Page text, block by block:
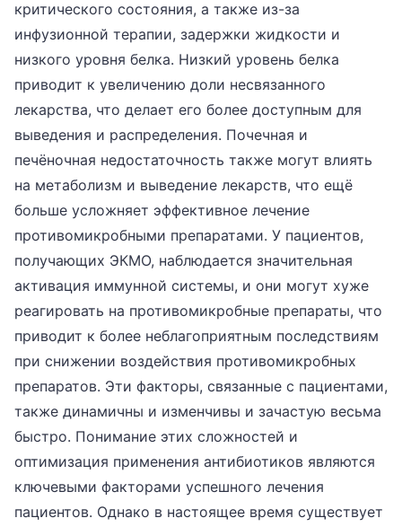
критического состояния, а также из-за
инфузионной терапии, задержки жидкости и
низкого уровня белка. Низкий уровень белка
приводит к увеличению доли несвязанного
лекарства, что делает его более доступным для
выведения и распределения. Почечная и
печёночная недостаточность также могут влиять
на метаболизм и выведение лекарств, что ещё
больше усложняет эффективное лечение
противомикробными препаратами. У пациентов,
получающих ЭКМО, наблюдается значительная
активация иммунной системы, и они могут хуже
реагировать на противомикробные препараты, что
приводит к более неблагоприятным последствиям
при снижении воздействия противомикробных
препаратов. Эти факторы, связанные с пациентами,
также динамичны и изменчивы и зачастую весьма
быстро. Понимание этих сложностей и
оптимизация применения антибиотиков являются
ключевыми факторами успешного лечения
пациентов. Однако в настоящее время существует